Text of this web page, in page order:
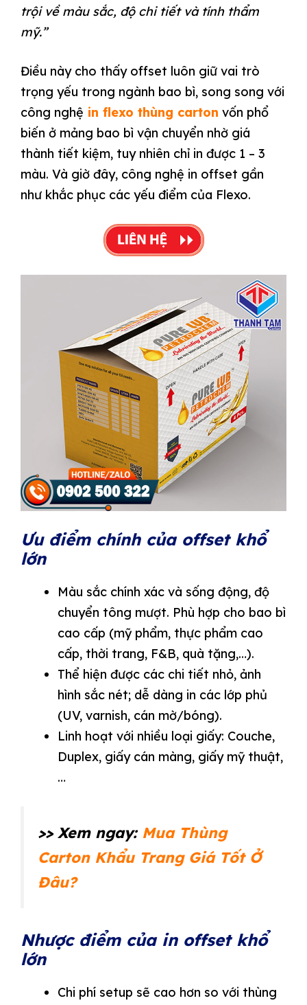
trội về màu sắc, độ chi tiết và tính thẩm
mỹ.”
Điều này cho thấy offset luôn giữ vai trò
trọng yếu trong ngành bao bì, song song với
công nghệ in flexo thùng carton vốn phổ
biến ở mảng bao bì vận chuyển nhờ giá
thành tiết kiệm, tuy nhiên chỉ in được 1 – 3
màu. Và giờ đây, công nghệ in offset gần
như khắc phục các yếu điểm của Flexo.
Ưu điểm chính của offset khổ
lớn
Màu sắc chính xác và sống động, độ
chuyển tông mượt. Phù hợp cho bao bì
cao cấp (mỹ phẩm, thực phẩm cao
cấp, thời trang, F&B, quà tặng,…).
Thể hiện được các chi tiết nhỏ, ảnh
hình sắc nét; dễ dàng in các lớp phủ
(UV, varnish, cán mờ/bóng).
Linh hoạt với nhiều loại giấy: Couche,
Duplex, giấy cán màng, giấy mỹ thuật,
…
>> Xem ngay: Mua Thùng
Carton Khẩu Trang Giá Tốt Ở
Đâu?
Nhược điểm của in offset khổ
lớn
Chi phí setup sẽ cao hơn so với thùng